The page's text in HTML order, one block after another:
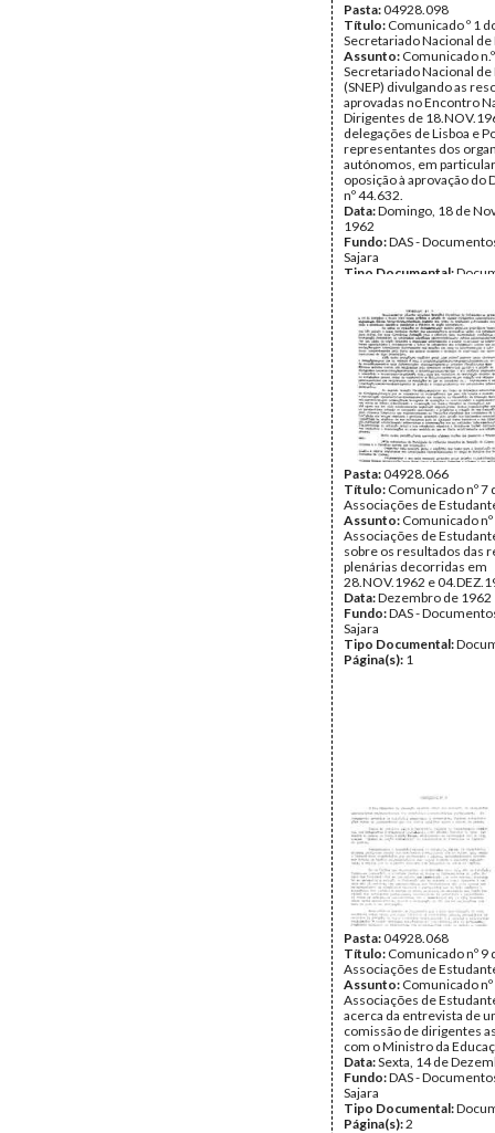
Pasta:04928.098
Título: Comunicado º 1
Secretariado Nacional
Assunto: Comunicado
Secretariado Nacional
(SNEP) divulgando as
aprovadas no Encontro
Dirigentes de
delegações de Lisboa e
representantes dos
autónomos, em
oposição à aprovação do
nº 44.632.
Data:Domingo, 18 de
1962
Fundo:DAS -
Sajara
Tipo Documental:
Pasta:04928.066
Título: Comunicado nº 7
Associações de
Assunto: Comunicado nº
Associações de
sobre os resultados das
plenárias decorridas em
28.NOV.1962 e
Data:Dezembro de 1962
Fundo:DAS -
Sajara
Tipo Documental:
Página(s): 1
Pasta:04928.068
Título: Comunicado nº 9
Associações de
Assunto: Comunicado nº
Associações de
acerca da entrevista de
comissão de dirigentes
com o Ministro da
Data:Sexta, 14 de
Fundo:DAS -
Sajara
Tipo Documental:
Página(s):2